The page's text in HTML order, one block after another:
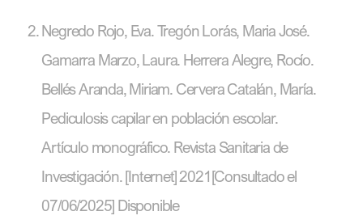
Negredo Rojo, Eva. Tregón Lorás, Maria José.
Gamarra Marzo, Laura. Herrera Alegre, Rocío.
Bellés Aranda, Miriam. Cervera Catalán, María.
Pediculosis capilar en población escolar.
Artículo monográfico. Revista Sanitaria de
Investigación. [Internet] 2021[Consultado el
07/06/2025] Disponible